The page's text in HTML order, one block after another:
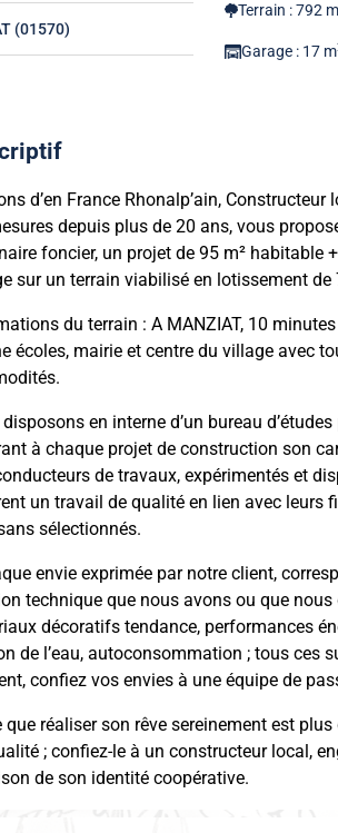
(01570)
Terrain : 792
Garage : 17 m
d’en France Rhonalp’ain, Constructeur
depuis plus de 20 ans, vous
foncier, un projet de 95 m² habitable
sur un terrain viabilisé en lotissement de
du terrain : A MANZIAT, 10 minutes
écoles, mairie et centre du village avec
en interne d’un bureau
à chaque projet de construction son
de travaux, expérimentés et
un travail de qualité en lien avec leurs
sélectionnés.
envie exprimée par notre client,
technique que nous avons ou que nous
décoratifs tendance, performances
de l’eau, autoconsommation ; tous ces
confiez vos envies à une équipe de
que réaliser son rêve sereinement est
; confiez-le à un constructeur local,
de son identité coopérative.